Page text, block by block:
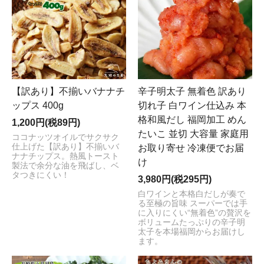
【訳あり】不揃いバナナチ
ップス 400g
1,200円(税89円)
ココナッツオイルでサクサク
仕上げた【訳あり】不揃いバ
ナナチップス。熱風トースト
製法で余分な油を飛ばし、ベ
タつきにくい！
辛子明太子 無着色 訳あり
切れ子 白ワイン仕込み 本
格和風だし 福岡加工 めん
たいこ 並切 大容量 家庭用
お取り寄せ 冷凍便でお届
け
3,980円(税295円)
白ワインと本格白だしが奏で
る至極の旨味 スーパーでは手
に入りにくい“無着色”の贅沢を
ボリュームたっぷりの辛子明
太子を本場福岡からお届けし
ます。